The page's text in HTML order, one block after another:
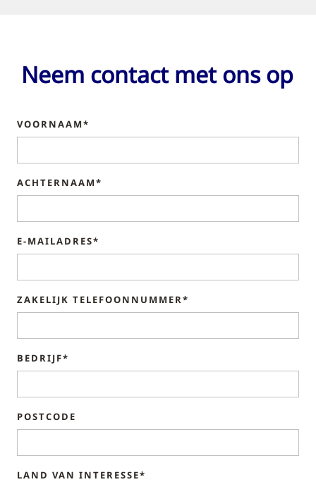
Neem contact met ons op
VOORNAAM*
ACHTERNAAM*
E-MAILADRES*
ZAKELIJK TELEFOONNUMMER*
BEDRIJF*
POSTCODE
LAND VAN INTERESSE*